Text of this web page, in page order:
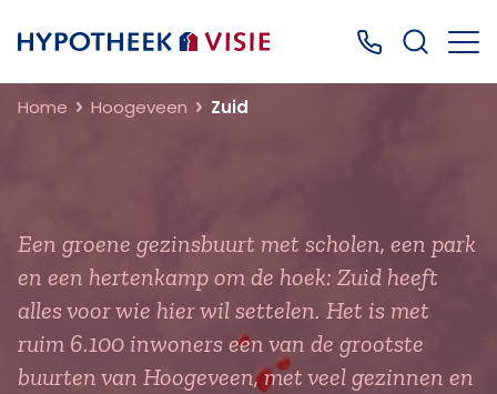
Terug naar home Bel ons: 0499
Home Hoogeveen Zuid
Een groene gezinsbuurt met scholen, een park
en een hertenkamp om de hoek: Zuid heeft
alles voor wie hier wil settelen. Het is met
ruim 6.100 inwoners een van de grootste
buurten van Hoogeveen, met veel gezinnen en